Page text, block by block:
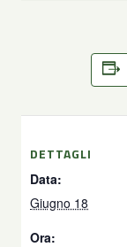
DETTAGLI
Data:
Giugno 18
Ora: